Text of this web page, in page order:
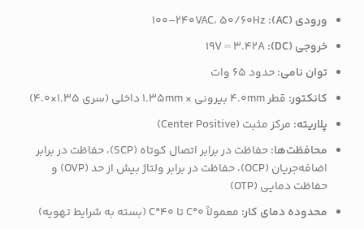
ورودی (AC):
خروجی (DC):
توان نامی:حدود 65 وات
کانکتور: قطر 4.0mm بیرونی × 1.35mm داخلی (سری 1.35×4.0)
پلاریته: مرکز مثبت (Center Positive)
محافظت‌ها:
حفاظت در برابر اتصال کوتاه (SCP)، حفاظت در برابر
اضافه‌جریان (OCP)، حفاظت در برابر ولتاژ بیش از حد (OVP) و
حفاظت دمایی (OTP)
محدوده دمای کار: معمولاً 0°C تا 40°C (بسته به شرایط تهویه)